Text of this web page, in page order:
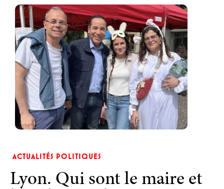
ACTUALITÉS POLITIQUES
Lyon. Qui sont le maire et